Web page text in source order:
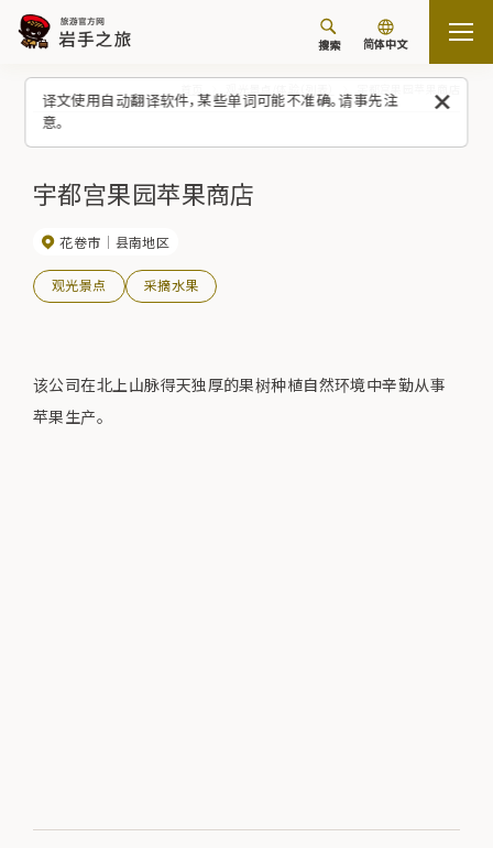
译文使用自动翻译软件，某些单词可能不准确。请事先注
意。
搜索 简体中文
宇都宫果园苹果商店
花卷市 县南地区
观光景点 采摘水果
该公司在北上山脉得天独厚的果树种植自然环境中辛勤从事
苹果生产。